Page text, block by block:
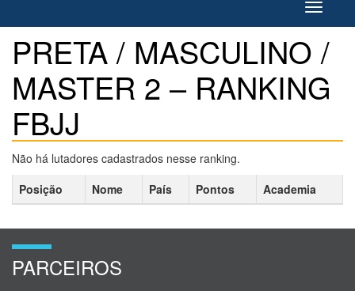
Toggle
PRETA / MASCULINO /
MASTER 2 – RANKING
FBJJ
Não há lutadores cadastrados nesse ranking.
Posição
Nome País Pontos Academia
PARCEIROS